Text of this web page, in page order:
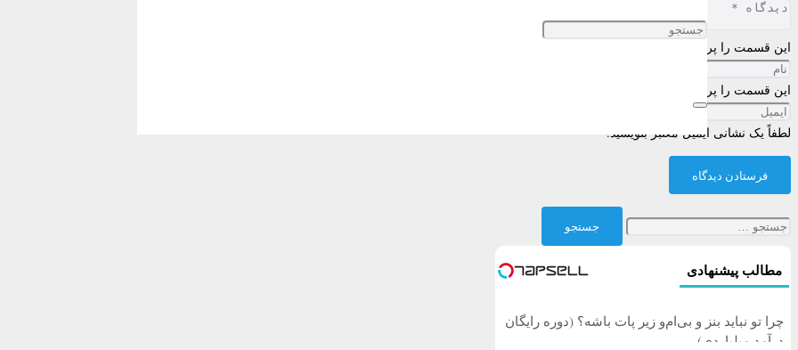
این قسمت را پر کنید
این قسمت را پر کنید
لطفاً یک نشانی ایمیل معتبر بنویسید.
فرستادن دیدگاه
جستجو
برای:
مطالب پیشنهادی
چرا تو نباید بنز و بی‌ام‌و زیر پات باشه؟ (دوره رایگان
درآمد میلیاردی)